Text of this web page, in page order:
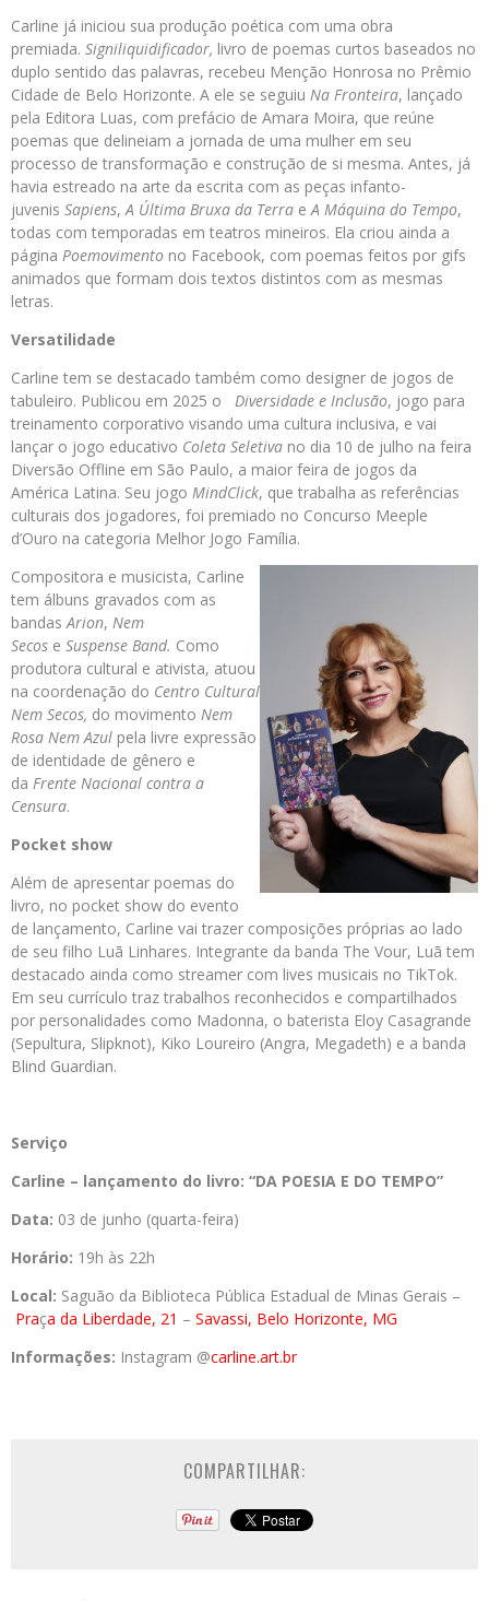
Carline já iniciou sua produção poética com uma obra
premiada. Signiliquidificador, livro de poemas curtos baseados no
duplo sentido das palavras, recebeu Menção Honrosa no Prêmio
Cidade de Belo Horizonte. A ele se seguiu Na Fronteira, lançado
pela Editora Luas, com prefácio de Amara Moira, que reúne
poemas que delineiam a jornada de uma mulher em seu
processo de transformação e construção de si mesma. Antes, já
havia estreado na arte da escrita com as peças infanto-
juvenis Sapiens,A Última Bruxa da Terra eA Máquina do Tempo,
todas com temporadas em teatros mineiros. Ela criou ainda a
página Poemovimento no Facebook, com poemas feitos por gifs
animados que formam dois textos distintos com as mesmas
letras.
Versatilidade
Carline tem se destacado também como designer de jogos de
tabuleiro. Publicou em 2025 o Diversidade e Inclusão, jogo para
treinamento corporativo visando uma cultura inclusiva, e vai
lançar o jogo educativo Coleta Seletiva no dia 10 de julho na feira
Diversão Offline em São Paulo, a maior feira de jogos da
América Latina. Seu jogo MindClick, que trabalha as referências
culturais dos jogadores, foi premiado no Concurso Meeple
d’Ouro na categoria Melhor Jogo Família.
Compositora e musicista, Carline
tem álbuns gravados com as
bandasArion, Nem
Secos e Suspense Band. Como
produtora cultural e ativista, atuou
na coordenação do Centro Cultural
Nem Secos, do movimento Nem
Rosa Nem Azul pela livre expressão
de identidade de gênero e
da Frente Nacional contra a
Censura.
Pocket show
Além de apresentar poemas do
livro, no pocket show do evento
de lançamento, Carline vai trazer composições próprias ao lado
de seu filho Luã Linhares. Integrante da banda The Vour, Luã tem
destacado ainda como streamer com lives musicais no TikTok.
Em seu currículo traz trabalhos reconhecidos e compartilhados
por personalidades como Madonna, o baterista Eloy Casagrande
(Sepultura, Slipknot), Kiko Loureiro (Angra, Megadeth) e a banda
Blind Guardian.
Serviço
Carline – lançamento do livro: “DA POESIA E DO TEMPO”
Data: 03 de junho (quarta-feira)
Horário: 19h às 22h
Local: Saguão da Biblioteca Pública Estadual de Minas Gerais –
Praça da Liberdade, 21 – Savassi, Belo Horizonte, MG
Informações: Instagram @carline.art.br
COMPARTILHAR: